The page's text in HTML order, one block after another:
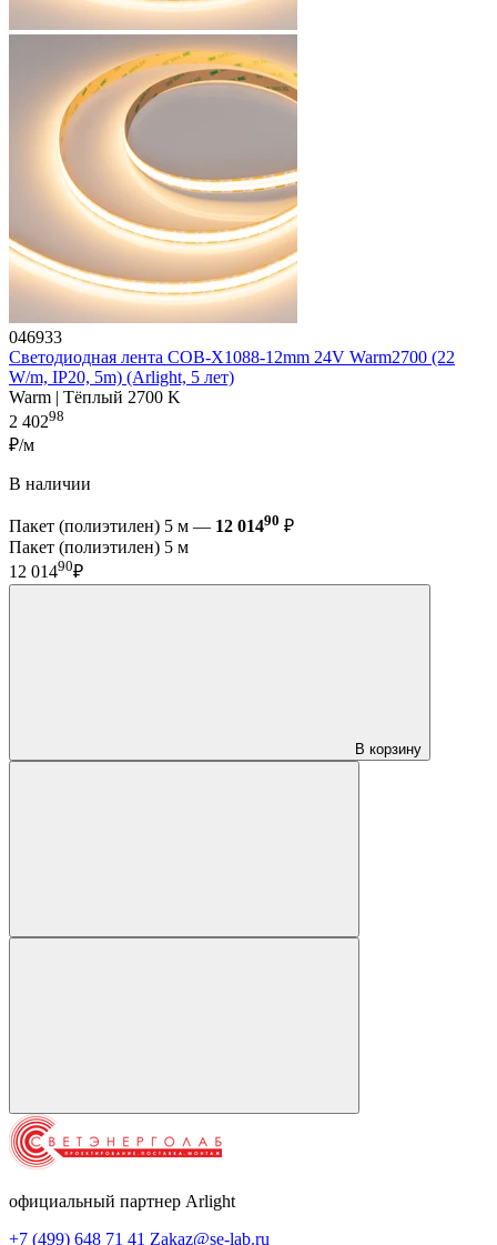
046933
Светодиодная лента COB-X1088-12mm 24V Warm2700 (22
W/m, IP20, 5m) (Arlight, 5 лет)
Warm | Тёплый 2700 K
2 40298
₽/м
В наличии
Пакет (полиэтилен) 5 м — 12 01490 ₽
Пакет (полиэтилен) 5 м
12 01490₽
В корзину
официальный партнер Arlight
+7 (499) 648 71 41 Zakaz@se-lab.ru